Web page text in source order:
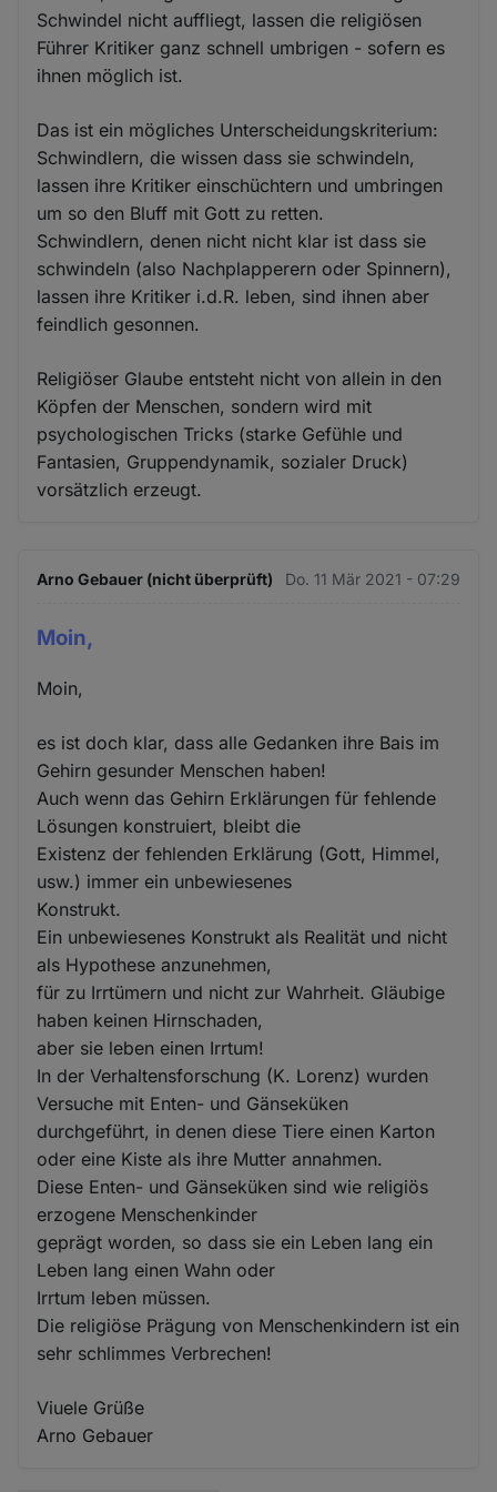
Schwindel nicht auffliegt, lassen die religiösen
Führer Kritiker ganz schnell umbrigen - sofern es
ihnen möglich ist.
Das ist ein mögliches Unterscheidungskriterium:
Schwindlern, die wissen dass sie schwindeln,
lassen ihre Kritiker einschüchtern und umbringen
um so den Bluff mit Gott zu retten.
Schwindlern, denen nicht nicht klar ist dass sie
schwindeln (also Nachplapperern oder Spinnern),
lassen ihre Kritiker i.d.R. leben, sind ihnen aber
feindlich gesonnen.
Religiöser Glaube entsteht nicht von allein in den
Köpfen der Menschen, sondern wird mit
psychologischen Tricks (starke Gefühle und
Fantasien, Gruppendynamik, sozialer Druck)
vorsätzlich erzeugt.
Arno Gebauer (nicht überprüft) Do. 11 Mär 2021 - 07:29
Moin,
Moin,
es ist doch klar, dass alle Gedanken ihre Bais im
Gehirn gesunder Menschen haben!
Auch wenn das Gehirn Erklärungen für fehlende
Lösungen konstruiert, bleibt die
Existenz der fehlenden Erklärung (Gott, Himmel,
usw.) immer ein unbewiesenes
Konstrukt.
Ein unbewiesenes Konstrukt als Realität und nicht
als Hypothese anzunehmen,
für zu Irrtümern und nicht zur Wahrheit. Gläubige
haben keinen Hirnschaden,
aber sie leben einen Irrtum!
In der Verhaltensforschung (K. Lorenz) wurden
Versuche mit Enten- und Gänseküken
durchgeführt, in denen diese Tiere einen Karton
oder eine Kiste als ihre Mutter annahmen.
Diese Enten- und Gänseküken sind wie religiös
erzogene Menschenkinder
geprägt worden, so dass sie ein Leben lang ein
Leben lang einen Wahn oder
Irrtum leben müssen.
Die religiöse Prägung von Menschenkindern ist ein
sehr schlimmes Verbrechen!
Viuele Grüße
Arno Gebauer